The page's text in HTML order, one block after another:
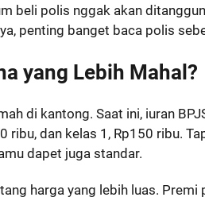
beli polis nggak akan
penting banget baca polis
yang Lebih Mahal?
di kantong. Saat ini, iuran
ribu, dan kelas 1, Rp150 ribu.
dapet juga standar.
harga yang lebih luas. Premi